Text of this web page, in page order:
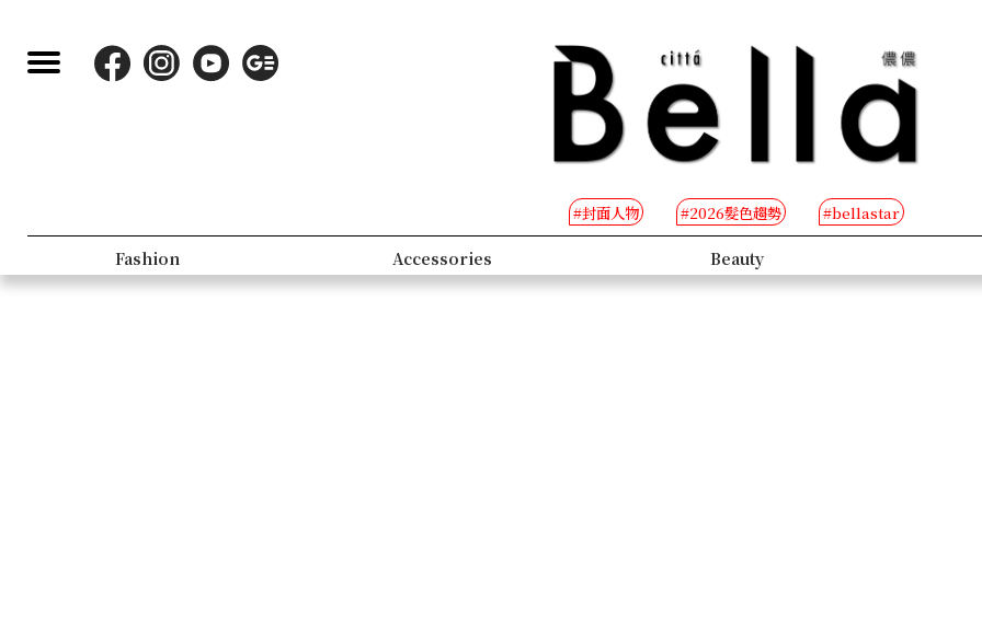
#封面人物 #2026髮色趨勢 #bellastar
Fashion Accessories Beauty